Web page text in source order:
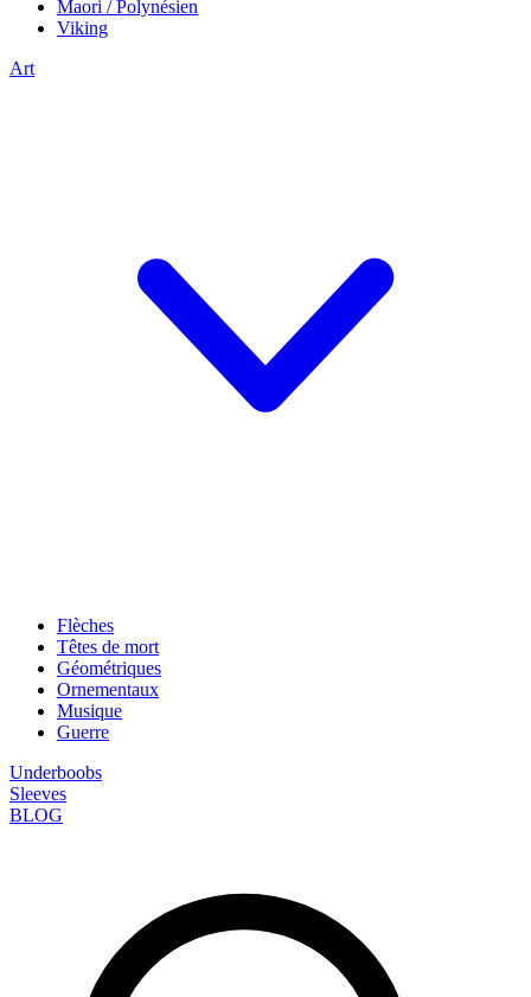
Maori / Polynésien
Viking
Art
Flèches
Têtes de mort
Géométriques
Ornementaux
Musique
Guerre
Underboobs
Sleeves
BLOG